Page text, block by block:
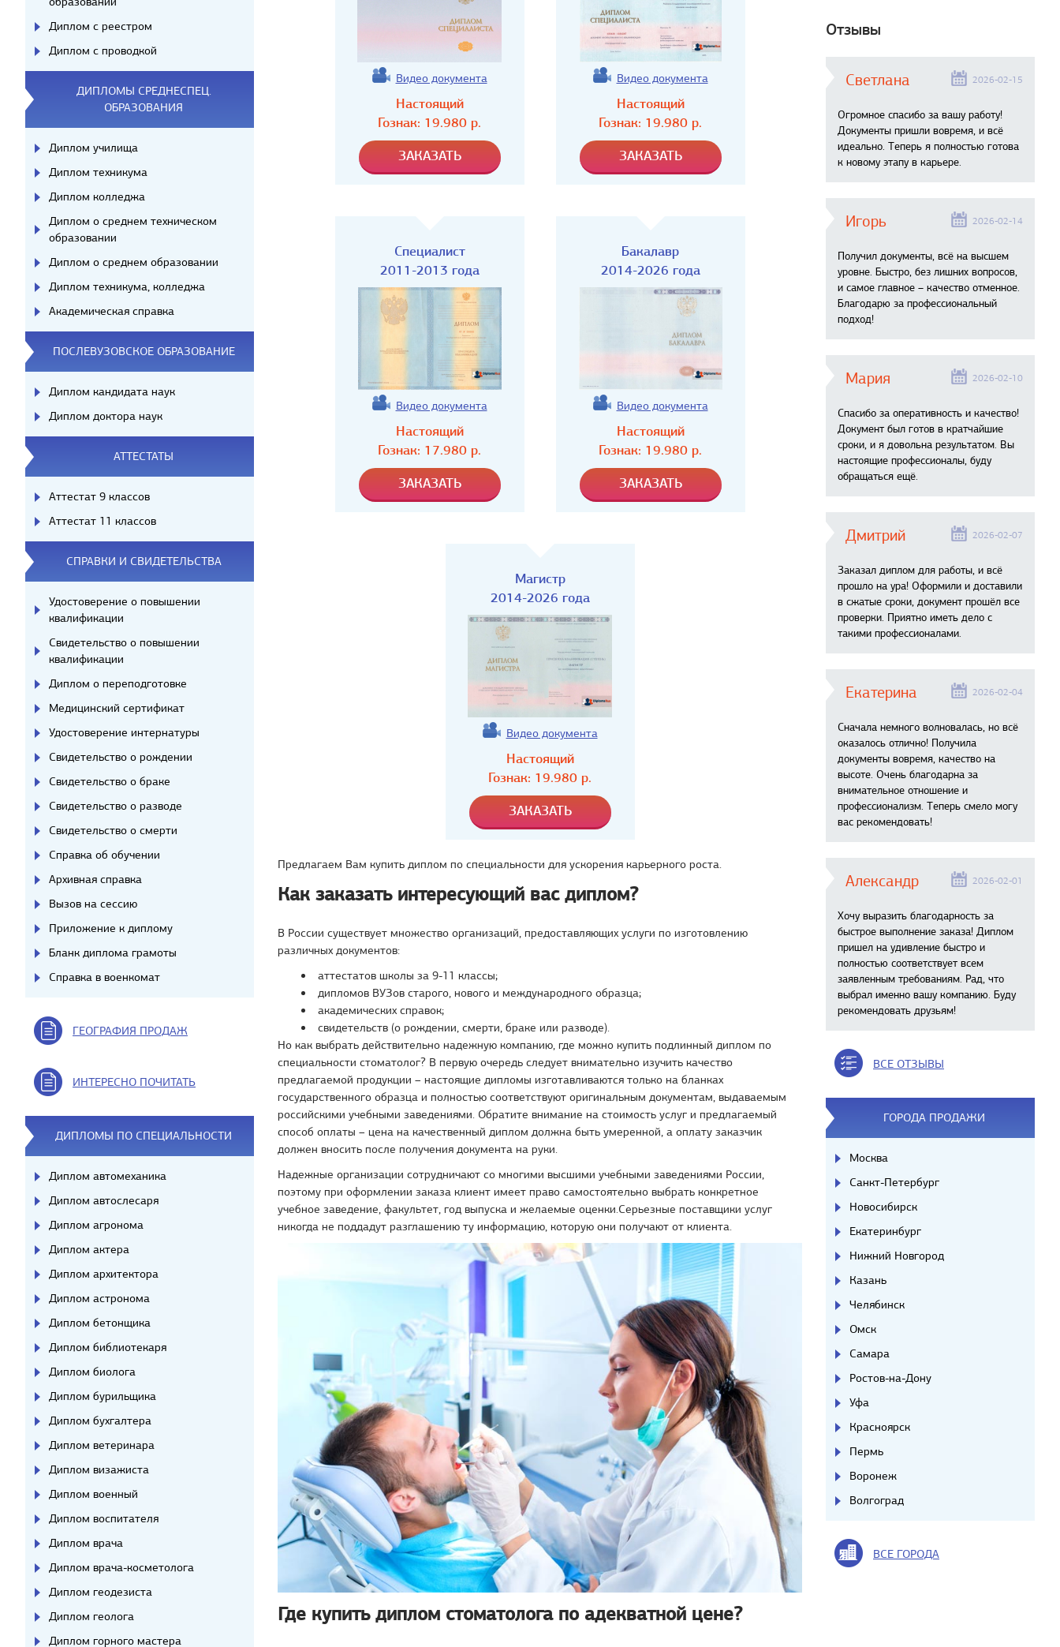
Видео документа
Настоящий
Гознак: 19.980 р.
Видео документа
Настоящий
Гознак: 19.980 р.
Специалист
2011-2013 года
Видео документа
Настоящий
Гознак: 17.980 р.
Бакалавр
2014-2026 года
Видео документа
Настоящий
Гознак: 19.980 р.
Магистр
2014-2026 года
Видео документа
Настоящий
Гознак: 19.980 р.
Предлагаем Вам купить диплом по специальности для ускорения карьерного роста.
Как заказать интересующий вас диплом?
В России существует множество организаций, предоставляющих услуги по изготовлению
различных документов:
аттестатов школы за 9-11 классы;
дипломов ВУЗов старого, нового и международного образца;
академических справок;
свидетельств (о рождении, смерти, браке или разводе).
Но как выбрать действительно надежную компанию, где можно купить подлинный диплом по
специальности стоматолог? В первую очередь следует внимательно изучить качество
предлагаемой продукции – настоящие дипломы изготавливаются только на бланках
государственного образца и полностью соответствуют оригинальным документам, выдаваемым
российскими учебными заведениями. Обратите внимание на стоимость услуг и предлагаемый
способ оплаты – цена на качественный диплом должна быть умеренной, а оплату заказчик
должен вносить после получения документа на руки.
Надежные организации сотрудничают со многими высшими учебными заведениями России,
поэтому при оформлении заказа клиент имеет право самостоятельно выбрать конкретное
учебное заведение, факультет, год выпуска и желаемые оценки.Серьезные поставщики услуг
никогда не поддадут разглашению ту информацию, которую они получают от клиента.
Где купить диплом стоматолога по адекватной цене?
Диплом с реестром
Диплом с проводкой
ДИПЛОМЫ СРЕДНЕСПЕЦ.
ОБРАЗОВАНИЯ
Диплом училища
Диплом техникума
Диплом колледжа
Диплом о среднем техническом
образовании
Диплом о среднем образовании
Диплом техникума, колледжа
Академическая справка
ПОСЛЕВУЗОВСКОЕ ОБРАЗОВАНИЕ
Диплом кандидата наук
Диплом доктора наук
АТТЕСТАТЫ
Аттестат 9 классов
Аттестат 11 классов
СПРАВКИ И СВИДЕТЕЛЬСТВА
Удостоверение о повышении
квалификации
Свидетельство о повышении
квалификации
Диплом о переподготовке
Медицинский сертификат
Удостоверение интернатуры
Свидетельство о рождении
Свидетельство о браке
Свидетельство о разводе
Свидетельство о смерти
Справка об обучении
Архивная справка
Вызов на сессию
Приложение к диплому
Бланк диплома грамоты
Справка в военкомат
ГЕОГРАФИЯ ПРОДАЖ
ИНТЕРЕСНО ПОЧИТАТЬ
ДИПЛОМЫ ПО СПЕЦИАЛЬНОСТИ
Диплом автомеханика
Диплом автослесаря
Диплом агронома
Диплом актера
Диплом архитектора
Диплом астронома
Диплом бетонщика
Диплом библиотекаря
Диплом биолога
Диплом бурильщика
Диплом бухгалтера
Диплом ветеринара
Диплом визажиста
Диплом военный
Диплом воспитателя
Диплом врача
Диплом врача-косметолога
Диплом геодезиста
Диплом геолога
Диплом горного мастера
Отзывы
Светлана 2026-02-15
Огромное спасибо за вашу работу!
Документы пришли вовремя, и всё
идеально. Теперь я полностью готова
к новому этапу в карьере.
Игорь 2026-02-14
Получил документы, всё на высшем
уровне. Быстро, без лишних вопросов,
и самое главное – качество отменное.
Благодарю за профессиональный
подход!
Мария 2026-02-10
Спасибо за оперативность и качество!
Документ был готов в кратчайшие
сроки, и я довольна результатом. Вы
настоящие профессионалы, буду
обращаться ещё.
Дмитрий 2026-02-07
Заказал диплом для работы, и всё
прошло на ура! Оформили и доставили
в сжатые сроки, документ прошёл все
проверки. Приятно иметь дело с
такими профессионалами.
Екатерина 2026-02-04
Сначала немного волновалась, но всё
оказалось отлично! Получила
документы вовремя, качество на
высоте. Очень благодарна за
внимательное отношение и
профессионализм. Теперь смело могу
вас рекомендовать!
Александр 2026-02-01
Хочу выразить благодарность за
быстрое выполнение заказа! Диплом
пришел на удивление быстро и
полностью соответствует всем
заявленным требованиям. Рад, что
выбрал именно вашу компанию. Буду
рекомендовать друзьям!
ВСЕ ОТЗЫВЫ
ГОРОДА ПРОДАЖИ
Москва
Санкт-Петербург
Новосибирск
Екатеринбург
Нижний Новгород
Казань
Челябинск
Омск
Самара
Ростов-на-Дону
Уфа
Красноярск
Пермь
Воронеж
Волгоград
ВСЕ ГОРОДА